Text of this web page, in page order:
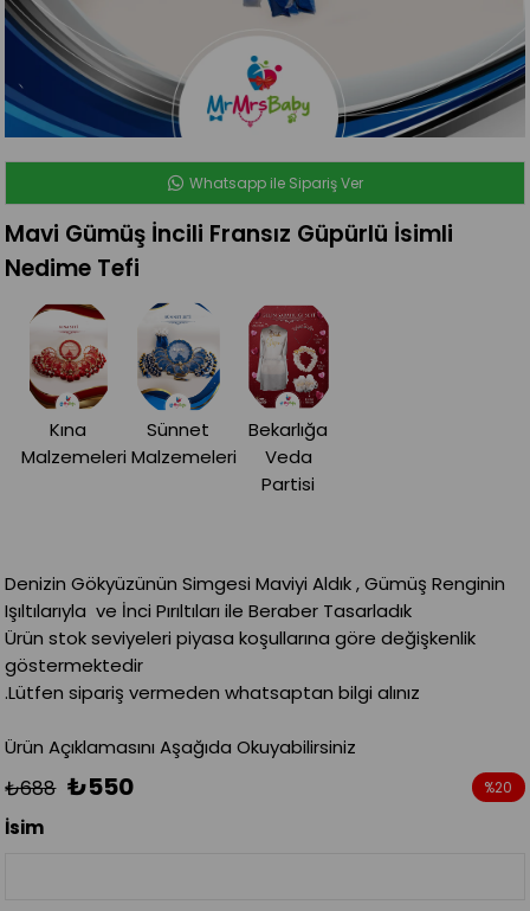
Whatsapp ile Sipariş Ver
Mavi Gümüş İncili Fransız Güpürlü İsimli
Nedime Tefi
Kına
Malzemeleri
Sünnet
Malzemeleri
Bekarlığa
Veda
Partisi
Denizin Gökyüzünün Simgesi Maviyi Aldık , Gümüş Renginin
Işıltılarıyla ve İnci Pırıltıları ile Beraber Tasarladık
Ürün stok seviyeleri piyasa koşullarına göre değişkenlik
göstermektedir
.Lütfen sipariş vermeden whatsaptan bilgi alınız
Ürün Açıklamasını Aşağıda Okuyabilirsiniz
₺688 ₺550 %20
İsim